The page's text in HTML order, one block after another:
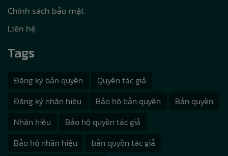
Chính sách bảo mật
Liên hệ
Tags
Đăng ký bản quyền
Quyền tác giả
Đăng ký nhãn hiệu
Bảo hộ bản quyền
Bản quyền
Nhãn hiệu
Bảo hộ quyền tác giả
Bảo hộ nhãn hiệu
bản quyền tác giả